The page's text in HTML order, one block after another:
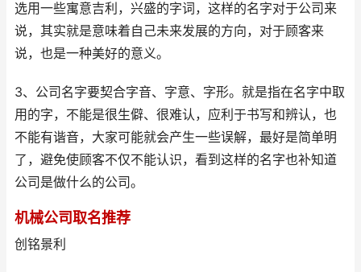
选用一些寓意吉利，兴盛的字词，这样的名字对于公司来
说，其实就是意味着自己未来发展的方向，对于顾客来
说，也是一种美好的意义。
3、公司名字要契合字音、字意、字形。就是指在名字中取
用的字，不能是很生僻、很难认，应利于书写和辨认，也
不能有谐音，大家可能就会产生一些误解，最好是简单明
了，避免使顾客不仅不能认识，看到这样的名字也补知道
公司是做什么的公司。
机械公司取名推荐
创铭景利